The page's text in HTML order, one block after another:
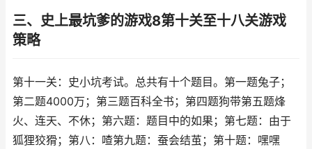
三、史上最坑爹的游戏8第十关至十八关游戏
策略
第十一关：史小坑考试。总共有十个题目。第一题兔子；
第二题4000万；第三题百科全书；第四题狗带第五题烽
火、连天、不休；第六题：题目中的如果；第七题：由于
狐狸狡猾；第八：喳第九题：蚕会结茧；第十题：嘿嘿